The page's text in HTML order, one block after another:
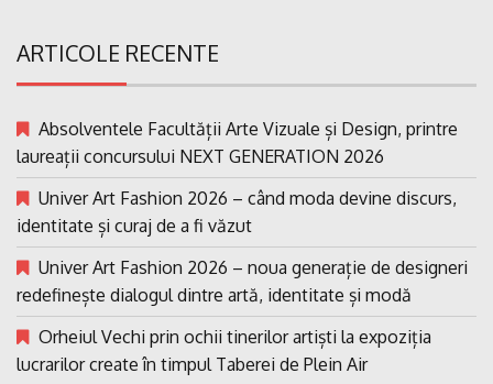
ARTICOLE RECENTE
Absolventele Facultății Arte Vizuale și Design, printre
laureații concursului NEXT GENERATION 2026
Univer Art Fashion 2026 – când moda devine discurs,
identitate și curaj de a fi văzut
Univer Art Fashion 2026 – noua generație de designeri
redefinește dialogul dintre artă, identitate și modă
Orheiul Vechi prin ochii tinerilor artiști la expoziția
lucrarilor create în timpul Taberei de Plein Air